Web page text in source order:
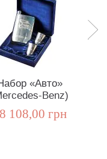
«Авто»
Benz)
108,00 грн